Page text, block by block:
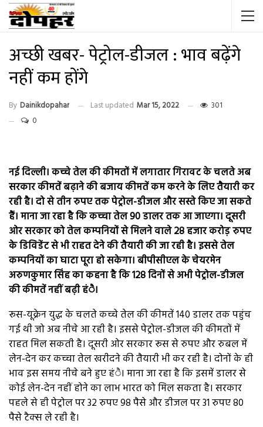
अच्छी खबर- पेट्रोल-डीजल : भाव बढ़ेंगे
नहीं कम होंगे
By Dainikdopahar Last updated Mar 15, 2022
301
0
नई दिल्ली। कच्चे तेल की कीमतों में लगातार गिरावट के चलते अब
सरकार कीमतें बढ़ाने की बजाय कीमतें कम करने के लिए तैयारी कर
रही है। दो से तीन रुपए तक पेट्रोल-डीजल और सस्ते किए जा सकते
हैं। माना जा रहा है कि कच्चा तेल 90 डालर तक आ जाएगा। दूसरी
ओर सरकार को तेल कम्पनियों से मिलने वाले 28 हजार करोड़ रुपए
के डिविडेंट से भी राहत देने की तैयारी की जा रही है। इससे तेल
कम्पनियों का घाटा पूरा हो सकेगा। बीपीसीएल के चेयरमेन
अरुणकुमार सिंह का कहना है कि 128 दिनों से अभी पेट्रोल-डीजल
की कीमतें नहीं बढ़ी हंै।
रूस-यूक्रेन युद्ध के चलते कच्चे तेल की कीमतें 140 डालर तक पहुंच
गई थी जो अब नीचे आ रही है। इससे पेट्रोल-डीजल की कीमतों में
राहत मिल सकती है। दूसरी ओर सरकार रूस से रुपए और रुबल में
लेन-देन कर कच्चा तेल खरीदने की तैयारी भी कर रही है। दोनों के ही
भाव इस समय नीचे बने हुए हंै। माना जा रहा है कि इसमें डालर से
कोई लेन-देन नहीं होने का लाभ भारत को मिल सकता है। सरकार
पहले से ही पेट्रोल पर 32 रुपए 98 पैसे और डीजल पर 31 रुपए 80
पैसे टैक्स ले रही है।